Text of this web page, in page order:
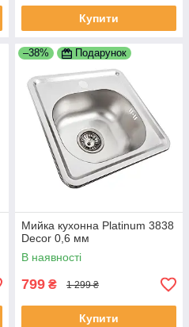
Купити
–38% Подарунок
Мийка кухонна Platinum 3838
Decor 0,6 мм
В наявності
799 ₴ 1 299 ₴
Купити